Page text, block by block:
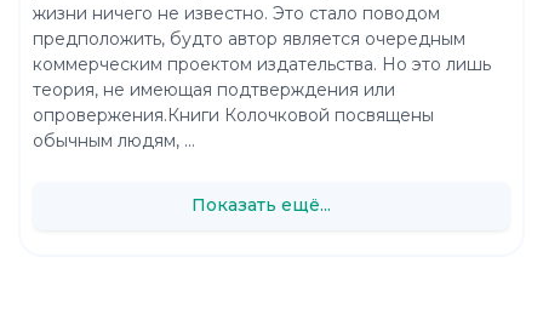
жизни ничего не известно. Это стало поводом
предположить, будто автор является очередным
коммерческим проектом издательства. Но это лишь
теория, не имеющая подтверждения или
опровержения.Книги Колочковой посвящены
обычным людям, ...
Показать ещё...